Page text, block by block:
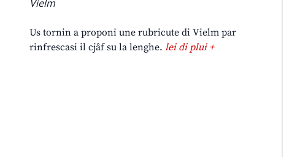
Vielm
Us tornin a proponi une rubricute di Vielm par
rinfrescasi il cjâf su la lenghe. lei di plui +